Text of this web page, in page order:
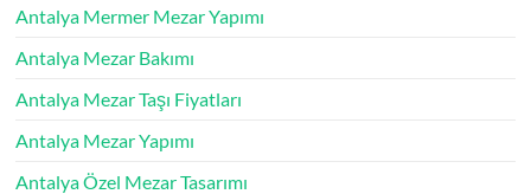
Antalya Mermer Mezar Yapımı
Antalya Mezar Bakımı
Antalya Mezar Taşı Fiyatları
Antalya Mezar Yapımı
Antalya Özel Mezar Tasarımı